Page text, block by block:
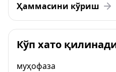
Ҳаммасини кўриш
Кўп хато
муҳофаза